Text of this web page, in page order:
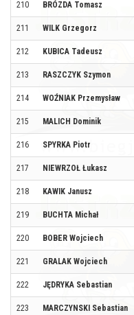
210 BRÓZDA Tomasz
211 WILK Grzegorz
212 KUBICA Tadeusz
213 RASZCZYK Szymon
214 WOŹNIAK Przemysław
215 MALICH Dominik
216 SPYRKA Piotr
217 NIEWRZOŁ Łukasz
218 KAWIK Janusz
219 BUCHTA Michał
220 BOBER Wojciech
221 GRALAK Wojciech
222 JĘDRYKA Sebastian
223 MARCZYNSKI Sebastian